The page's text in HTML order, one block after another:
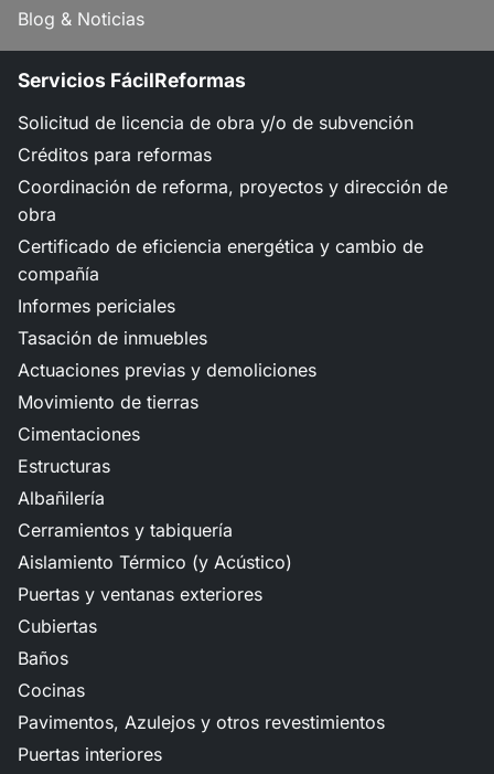
Blog & Noticias
Servicios FácilReformas
Solicitud de licencia de obra y/o de subvención
Créditos para reformas
Coordinación de reforma, proyectos y dirección de
obra
Certificado de eficiencia energética y cambio de
compañía
Informes periciales
Tasación de inmuebles
Actuaciones previas y demoliciones
Movimiento de tierras
Cimentaciones
Estructuras
Albañilería
Cerramientos y tabiquería
Aislamiento Térmico (y Acústico)
Puertas y ventanas exteriores
Cubiertas
Baños
Cocinas
Pavimentos, Azulejos y otros revestimientos
Puertas interiores